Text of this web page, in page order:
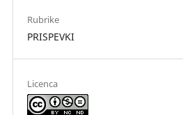
Rubrike
PRISPEVKI
Licenca